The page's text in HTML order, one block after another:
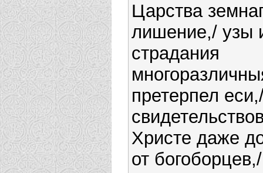
Царства
лишение,/ узы
страдания
претерпел
Христе даже
от богоборцев,/